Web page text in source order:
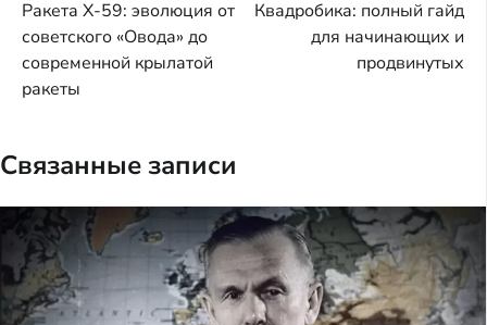
по
записям
Ракета Х-59: эволюция от
советского «Овода» до
современной крылатой
ракеты
Квадробика: полный гайд
для начинающих и
продвинутых
Связанные записи